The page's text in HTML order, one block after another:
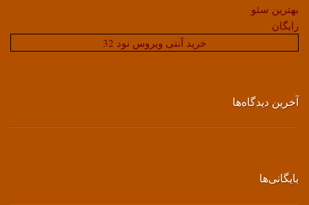
بهترین سئو
رایگان
خرید آنتی ویروس نود 32
آخرین دیدگاه‌ها
بایگانی‌ها